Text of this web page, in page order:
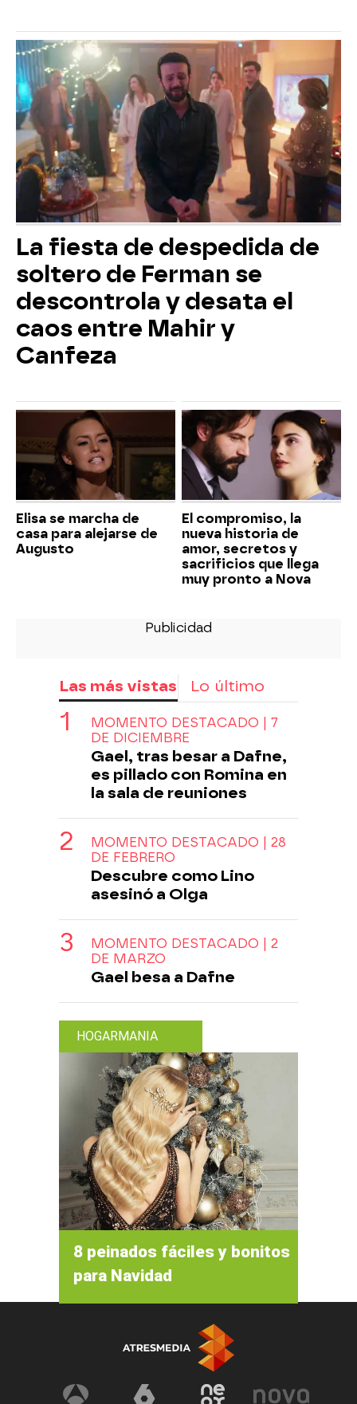
La fiesta de despedida de
soltero de Ferman se
descontrola y desata el
caos entre Mahir y
Canfeza
Elisa se marcha de
casa para alejarse de
Augusto
El compromiso, la
nueva historia de
amor, secretos y
sacrificios que llega
muy pronto a Nova
Las más vistas Lo último
MOMENTO DESTACADO | 7
DE DICIEMBRE
Gael, tras besar a Dafne,
es pillado con Romina en
la sala de reuniones
MOMENTO DESTACADO | 28
DE FEBRERO
Descubre como Lino
asesinó a Olga
MOMENTO DESTACADO | 2
DE MARZO
Gael besa a Dafne
HOGARMANIA
8 peinados fáciles y bonitos
para Navidad